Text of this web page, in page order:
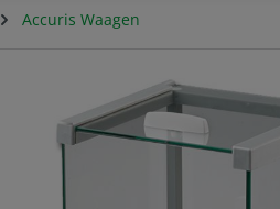
Accuris Waagen